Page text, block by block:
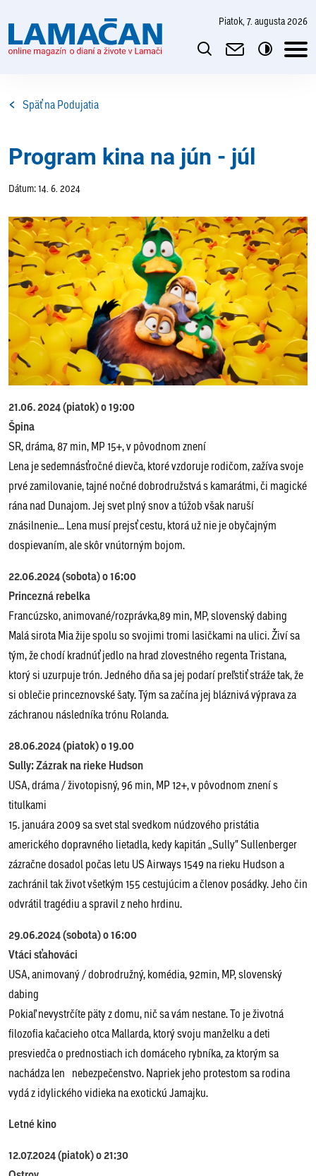
piatok, 7. augusta 2026
Späť na Podujatia
Program kina na jún - júl
Dátum: 14. 6. 2024
21.06. 2024 (piatok) o 19:00
Špina
SR, dráma, 87 min, MP 15+, v pôvodnom znení
Lena je sedemnásťročné dievča, ktoré vzdoruje rodičom, zažíva svoje
prvé zamilovanie, tajné nočné dobrodružstvá s kamarátmi, či magické
rána nad Dunajom. Jej svet plný snov a túžob však naruší
znásilnenie... Lena musí prejsť cestu, ktorá už nie je obyčajným
dospievaním, ale skôr vnútorným bojom.
22.06.2024 (sobota) o 16:00
Princezná rebelka
Francúzsko, animované/rozprávka,89 min, MP, slovenský dabing
Malá sirota Mia žije spolu so svojimi tromi lasičkami na ulici. Živí sa
tým, že chodí kradnúť jedlo na hrad zlovestného regenta Tristana,
ktorý si uzurpuje trón. Jedného dňa sa jej podarí preľstiť stráže tak, že
si oblečie princeznovské šaty. Tým sa začína jej bláznivá výprava za
záchranou následníka trónu Rolanda.
28.06.2024 (piatok) o 19.00
Sully: Zázrak na rieke Hudson
USA, dráma / životopisný, 96 min, MP 12+, v pôvodnom znení s
titulkami
15. januára 2009 sa svet stal svedkom núdzového pristátia
amerického dopravného lietadla, kedy kapitán „Sully" Sullenberger
zázračne dosadol počas letu US Airways 1549 na rieku Hudson a
zachránil tak život všetkým 155 cestujúcim a členov posádky. Jeho čin
odvrátil tragédiu a spravil z neho hrdinu.
29.06.2024 (sobota) o 16:00
Vtáci sťahováci
USA, animovaný / dobrodružný, komédia, 92min, MP, slovenský
dabing
Pokiaľ nevystrčíte päty z domu, nič sa vám nestane. To je životná
filozofia kačacieho otca Mallarda, ktorý svoju manželku a deti
presviedča o prednostiach ich domáceho rybníka, za ktorým sa
nachádza len nebezpečenstvo. Napriek jeho protestom sa rodina
vydá z idylického vidieka na exotickú Jamajku.
Letné kino
12.07.2024 (piatok) o 21:30